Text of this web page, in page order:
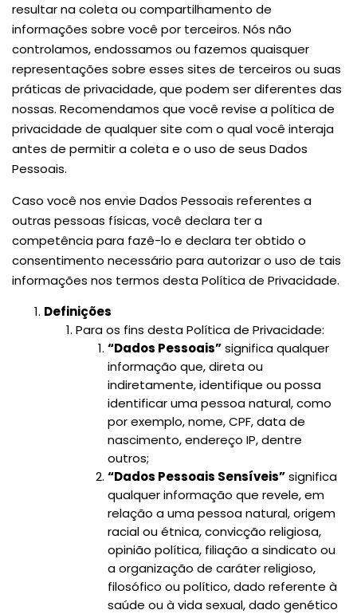
resultar na coleta ou compartilhamento de
informações sobre você por terceiros. Nós não
controlamos, endossamos ou fazemos quaisquer
representações sobre esses sites de terceiros ou suas
práticas de privacidade, que podem ser diferentes das
nossas. Recomendamos que você revise a política de
privacidade de qualquer site com o qual você interaja
antes de permitir a coleta e o uso de seus Dados
Pessoais.
Caso você nos envie Dados Pessoais referentes a
outras pessoas físicas, você declara ter a
competência para fazê-lo e declara ter obtido o
consentimento necessário para autorizar o uso de tais
informações nos termos desta Política de Privacidade.
Definições
Para os fins desta Política de Privacidade:
“Dados Pessoais”significa qualquer
informação que, direta ou
indiretamente, identifique ou possa
identificar uma pessoa natural, como
por exemplo, nome, CPF, data de
nascimento, endereço IP, dentre
outros;
“Dados Pessoais Sensíveis”significa
qualquer informação que revele, em
relação a uma pessoa natural, origem
racial ou étnica, convicção religiosa,
opinião política, filiação a sindicato ou
a organização de caráter religioso,
filosófico ou político, dado referente à
saúde ou à vida sexual, dado genético